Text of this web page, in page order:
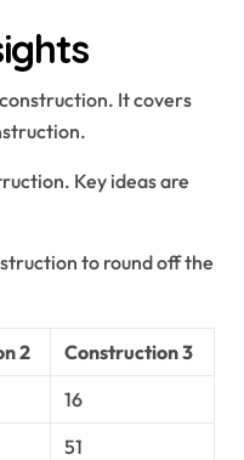
It covers
Key ideas are
to round off the
2
Construction 3
16
51